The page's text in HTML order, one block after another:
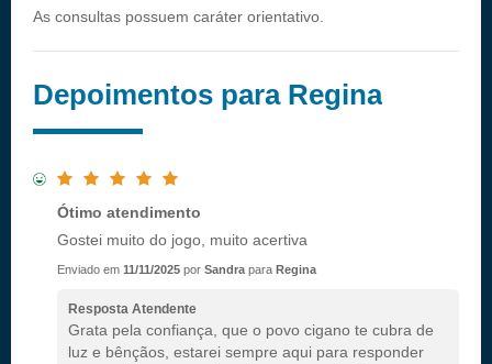
As consultas possuem caráter orientativo.
Depoimentos para Regina
Ótimo atendimento
Gostei muito do jogo, muito acertiva
Enviado em 11/11/2025 por Sandra para Regina
Resposta Atendente
Grata pela confiança, que o povo cigano te cubra de
luz e bênçãos, estarei sempre aqui para responder